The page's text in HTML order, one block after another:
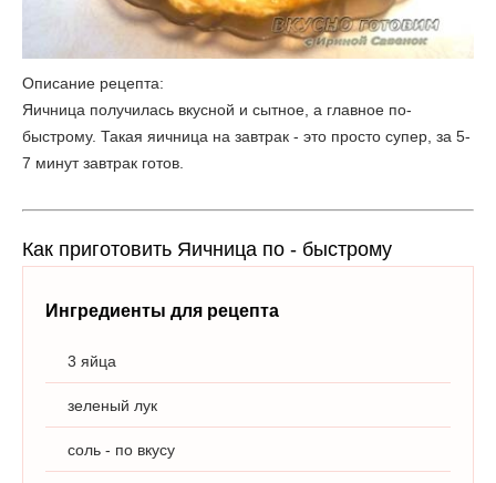
Описание рецепта:
Яичница получилась вкусной и сытное, а главное по-
быстрому. Такая яичница на завтрак - это просто супер, за 5-
7 минут завтрак готов.
Как приготовить Яичница по - быстрому
Ингредиенты для рецепта
3 яйца
зеленый лук
соль - по вкусу